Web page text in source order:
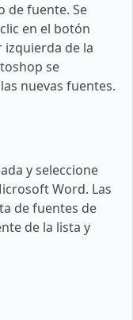
de fuente. Se
en el botón
de la
se
nuevas fuentes.
y seleccione
Word. Las
de fuentes de
de la lista y